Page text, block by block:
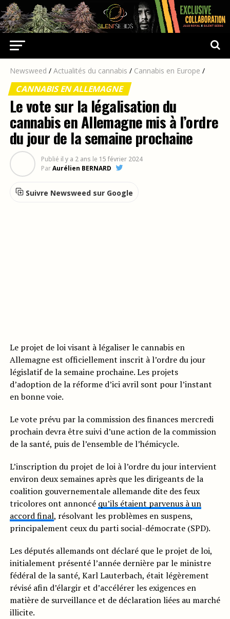
Newsweed / Actualités du cannabis / Cannabis en Europe /
CANNABIS EN ALLEMAGNE
Le vote sur la légalisation du
cannabis en Allemagne mis à l’ordre
du jour de la semaine prochaine
Publié il y a 2 ans le 15 février 2024
ParAurélien BERNARD
Suivre Newsweed sur Google
Le projet de loi visant à légaliser le cannabis en
Allemagne est officiellement inscrit à l’ordre du jour
législatif de la semaine prochaine. Les projets
d’adoption de la réforme d’ici avril sont pour l’instant
en bonne voie.
Le vote prévu par la commission des finances mercredi
prochain devra être suivi d’une action de la commission
de la santé, puis de l’ensemble de l’hémicycle.
L’inscription du projet de loi à l’ordre du jour intervient
environ deux semaines après que les dirigeants de la
coalition gouvernementale allemande dite des feux
tricolores ont annoncé qu’ils étaient parvenus à un
accord final, résolvant les problèmes en suspens,
principalement ceux du parti social-démocrate (SPD).
Les députés allemands ont déclaré que le projet de loi,
initialement présenté l’année dernière par le ministre
fédéral de la santé, Karl Lauterbach, était légèrement
révisé afin d’élargir et d’accélérer les exigences en
matière de surveillance et de déclaration liées au marché
illicite.